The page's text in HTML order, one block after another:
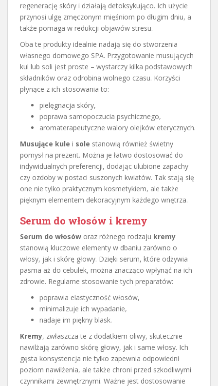
regenerację skóry i działają detoksykująco. Ich użycie
przynosi ulgę zmęczonym mięśniom po długim dniu, a
także pomaga w redukcji objawów stresu.
Oba te produkty idealnie nadają się do stworzenia
własnego domowego SPA. Przygotowanie musujących
kul lub soli jest proste – wystarczy kilka podstawowych
składników oraz odrobina wolnego czasu. Korzyści
płynące z ich stosowania to:
pielęgnacja skóry,
poprawa samopoczucia psychicznego,
aromaterapeutyczne walory olejków eterycznych.
Musujące kule i sole stanowią również świetny
pomysł na prezent. Można je łatwo dostosować do
indywidualnych preferencji, dodając ulubione zapachy
czy ozdoby w postaci suszonych kwiatów. Tak stają się
one nie tylko praktycznym kosmetykiem, ale także
pięknym elementem dekoracyjnym każdego wnętrza.
Serum do włosów i kremy
Serum do włosów oraz różnego rodzaju kremy
stanowią kluczowe elementy w dbaniu zarówno o
włosy, jak i skórę głowy. Dzięki serum, które odżywia
pasma aż do cebulek, można znacząco wpłynąć na ich
zdrowie. Regularne stosowanie tych preparatów:
poprawia elastyczność włosów,
minimalizuje ich wypadanie,
nadaje im piękny blask.
Kremy, zwłaszcza te z dodatkiem oliwy, skutecznie
nawilżają zarówno skórę głowy, jak i same włosy. Ich
gęsta konsystencja nie tylko zapewnia odpowiedni
poziom nawilżenia, ale także chroni przed szkodliwymi
czynnikami zewnętrznymi. Ważne jest dostosowanie